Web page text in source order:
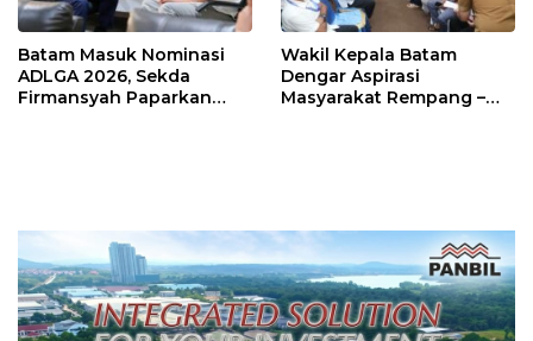
Batam Masuk Nominasi
ADLGA 2026, Sekda
Firmansyah Paparkan
Wakil Kepala Batam
Dengar Aspirasi
Masyarakat Rempang –